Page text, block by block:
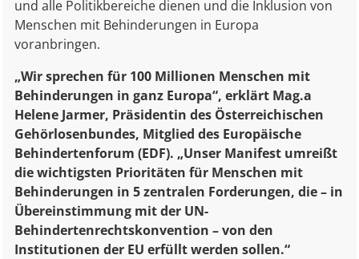
und alle Politikbereiche dienen und die Inklusion von
Menschen mit Behinderungen in Europa
voranbringen.
„Wir sprechen für 100 Millionen Menschen mit
Behinderungen in ganz Europa“, erklärt Mag.a
Helene Jarmer, Präsidentin des Österreichischen
Gehörlosenbundes, Mitglied des Europäische
Behindertenforum (EDF). „Unser Manifest umreißt
die wichtigsten Prioritäten für Menschen mit
Behinderungen in 5 zentralen Forderungen, die – in
Übereinstimmung mit der UN-
Behindertenrechtskonvention – von den
Institutionen der EU erfüllt werden sollen.“